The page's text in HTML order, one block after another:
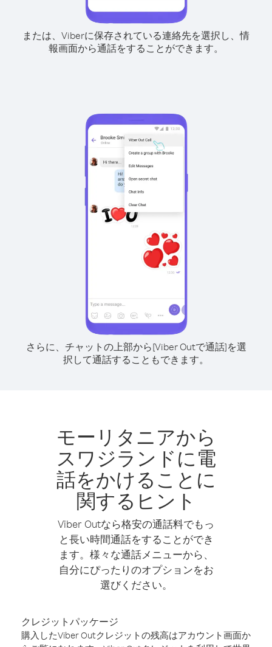
または、Viberに保存されている連絡先を選択し、情
報画面から通話をすることができます。
さらに、チャットの上部から[Viber Outで通話]を選
択して通話することもできます。
モーリタニアから
スワジランドに電
話をかけることに
関するヒント
Viber Outなら格安の通話料でもっ
と長い時間通話をすることができ
ます。様々な通話メニューから、
自分にぴったりのオプションをお
選びください。
クレジットパッケージ
購入したViber Outクレジットの残高はアカウント画面か